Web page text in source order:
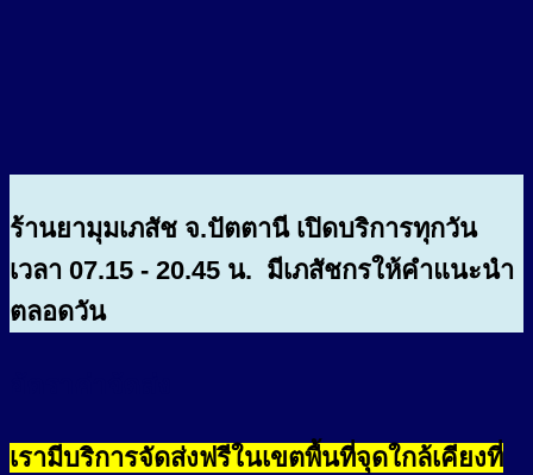
ร้านยามุมเภสัช จ.ปัตตานี เปิดบริการทุกวัน
เวลา 07.15 - 20.45 น. มีเภสัชกรให้คำแนะนำ
ตลอดวัน
เรามีบริการจัดส่งฟรีในเขตพื้นที่จุดใกล้เคียงที่